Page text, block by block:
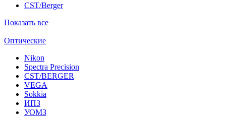
CST/Berger
Показать все
Оптические
Nikon
Spectra Precision
CST/BERGER
VEGA
Sokkia
ИПЗ
УОМЗ